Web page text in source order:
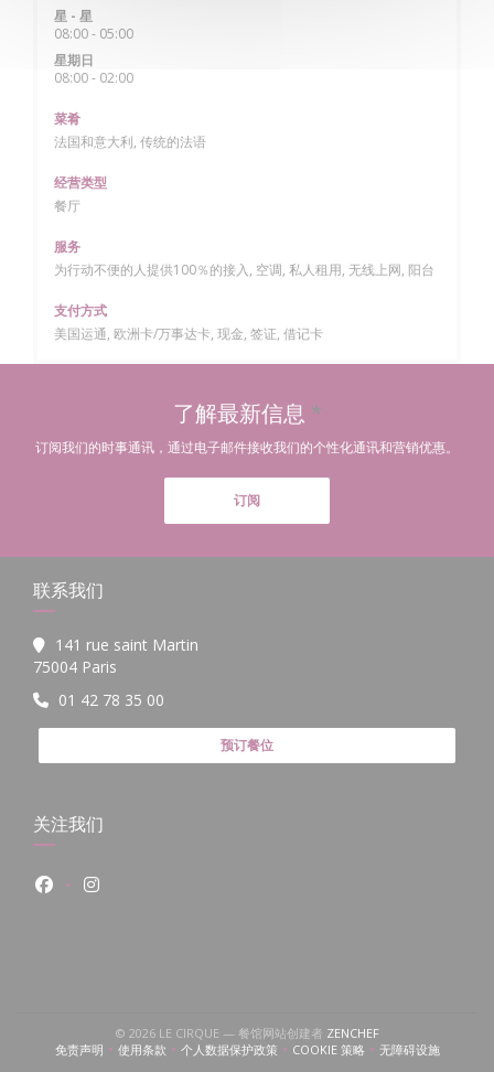
星 - 星
08:00 - 05:00
星期日
08:00 - 02:00
菜肴
法国和意大利, 传统的法语
经营类型
餐厅
服务
为行动不便的人提供100％的接入, 空调, 私人租用, 无线上网, 阳台
支付方式
美国运通, 欧洲卡/万事达卡, 现金, 签证, 借记卡
了解最新信息 *
订阅我们的时事通讯，通过电子邮件接收我们的个性化通讯和营销优惠。
订阅
联系我们
141 rue saint Martin
75004 Paris
01 42 78 35 00
预订餐位
关注我们
Facebook ((在新窗口中打开))
Instagram ((在新窗口中打开))
© 2026 LE CIRQUE — 餐馆网站创建者 ZENCHEF((在新窗口中打开))
免责声明((在新窗口中打开))
使用条款((在新窗口中打开))
个人数据保护政策((在新窗口中打开))
COOKIE 策略((在新窗口中打开))
无障碍设施
((在新窗口中打